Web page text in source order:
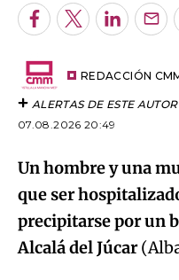
Facebook
TwitterLinkedIn
REDACCIÓN
ALERTAS DE ESTE AUTOR
07.08.2026 20:49
Un hombre y una
que ser
precipitarse por un
Alcalá del Júcar